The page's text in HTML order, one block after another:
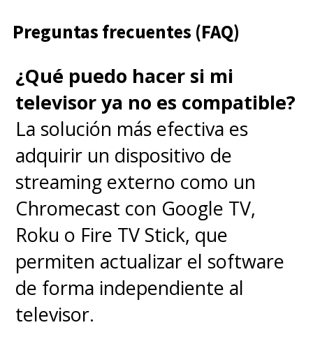
Preguntas frecuentes (FAQ)
¿Qué puedo hacer si mi
televisor ya no es compatible?
La solución más efectiva es
adquirir un dispositivo de
streaming externo como un
Chromecast con Google TV,
Roku o Fire TV Stick, que
permiten actualizar el software
de forma independiente al
televisor.